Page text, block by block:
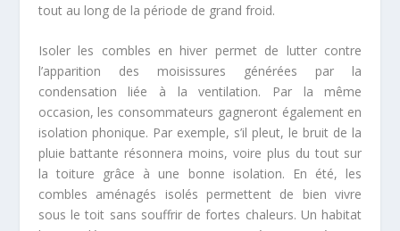
tout au long de la période de grand froid.
Isoler les combles en hiver permet de lutter contre
l’apparition des moisissures générées par la
condensation liée à la ventilation. Par la même
occasion, les consommateurs gagneront également en
isolation phonique. Par exemple, s’il pleut, le bruit de la
pluie battante résonnera moins, voire plus du tout sur
la toiture grâce à une bonne isolation. En été, les
combles aménagés isolés permettent de bien vivre
sous le toit sans souffrir de fortes chaleurs. Un habitat